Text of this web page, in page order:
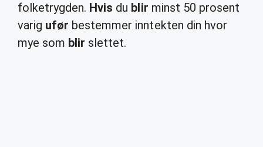
folketrygden. Hvis du blir minst 50 prosent
varig ufør bestemmer inntekten din hvor
mye som blir slettet.